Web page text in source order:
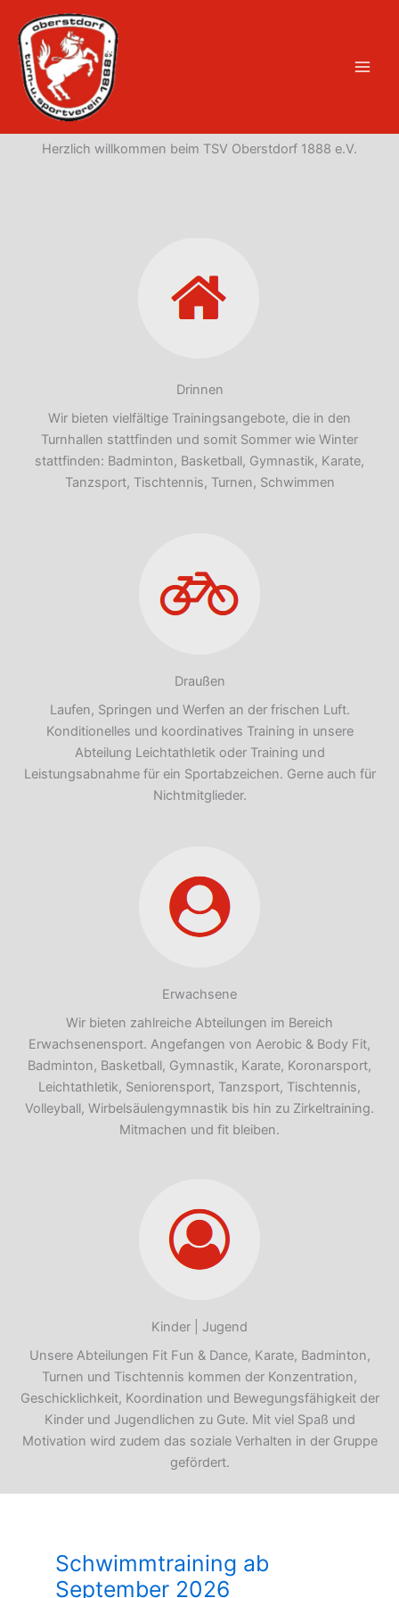
Inhalt
springen
Herzlich willkommen beim TSV Oberstdorf 1888 e.V.
Drinnen
Wir bieten vielfältige Trainingsangebote, die in den
Turnhallen stattfinden und somit Sommer wie Winter
stattfinden: Badminton, Basketball, Gymnastik, Karate,
Tanzsport, Tischtennis, Turnen, Schwimmen
Draußen
Laufen, Springen und Werfen an der frischen Luft.
Konditionelles und koordinatives Training in unsere
Abteilung Leichtathletik oder Training und
Leistungsabnahme für ein Sportabzeichen. Gerne auch für
Nichtmitglieder.
Erwachsene
Wir bieten zahlreiche Abteilungen im Bereich
Erwachsenensport. Angefangen von Aerobic & Body Fit,
Badminton, Basketball, Gymnastik, Karate, Koronarsport,
Leichtathletik, Seniorensport, Tanzsport, Tischtennis,
Volleyball, Wirbelsäulengymnastik bis hin zu Zirkeltraining.
Mitmachen und fit bleiben.
Kinder | Jugend
Unsere Abteilungen Fit Fun & Dance, Karate, Badminton,
Turnen und Tischtennis kommen der Konzentration,
Geschicklichkeit, Koordination und Bewegungsfähigkeit der
Kinder und Jugendlichen zu Gute. Mit viel Spaß und
Motivation wird zudem das soziale Verhalten in der Gruppe
gefördert.
Schwimmtraining ab
September 2026